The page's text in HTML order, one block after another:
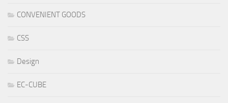
CONVENIENT GOODS
CSS
Design
EC-CUBE